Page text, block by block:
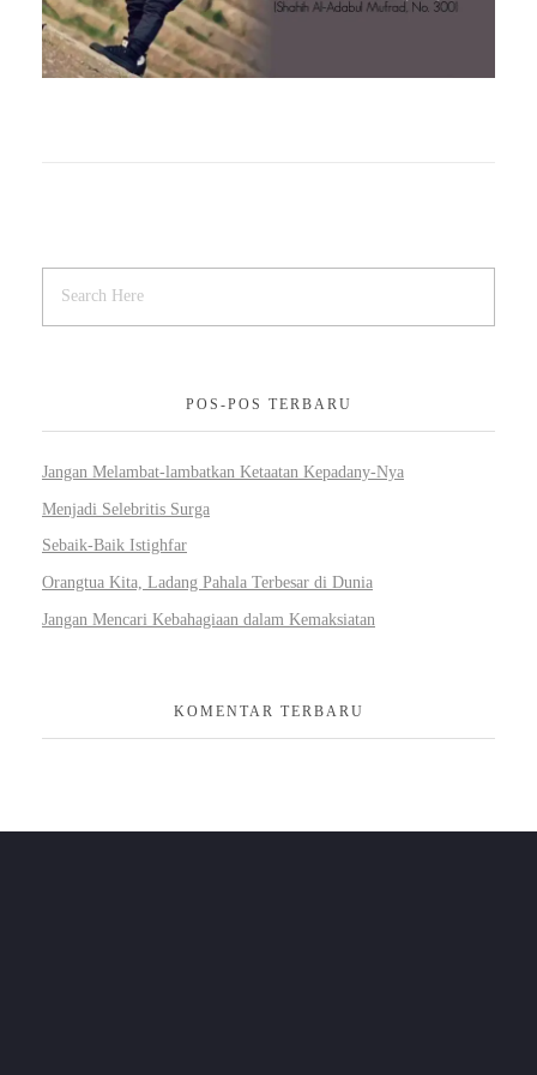
POS-POS TERBARU
Jangan Melambat-lambatkan Ketaatan Kepadany-Nya
Menjadi Selebritis Surga
Sebaik-Baik Istighfar
Orangtua Kita, Ladang Pahala Terbesar di Dunia
Jangan Mencari Kebahagiaan dalam Kemaksiatan
KOMENTAR TERBARU